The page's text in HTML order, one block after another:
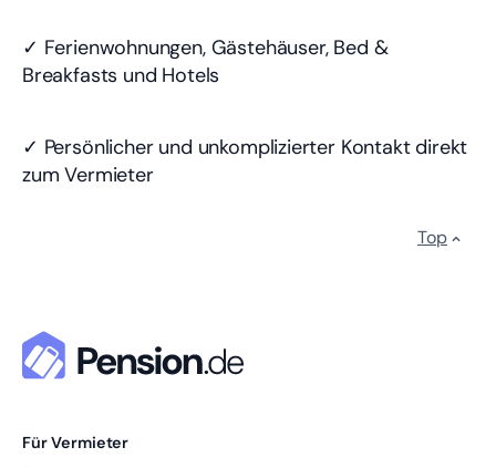
✓ Ferienwohnungen, Gästehäuser, Bed &
Breakfasts und Hotels
✓ Persönlicher und unkomplizierter Kontakt direkt
zum Vermieter
Top
Für Vermieter